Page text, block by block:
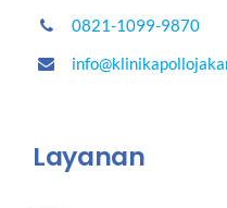
0821-1099-9870
Layanan